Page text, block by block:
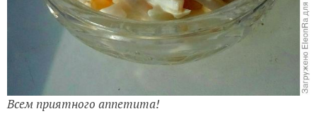
Всем приятного аппетита!